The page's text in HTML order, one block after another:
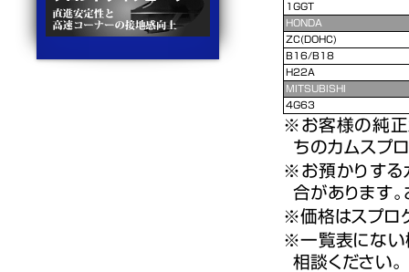
1GGT
HONDA
ZC(DOHC)
B16/B18
H22A
MITSUBISHI
4G63
お客様の純正
ちのカムスプ
お預かりする
合があります
価格はスプロ
一覧表にない
相談ください。